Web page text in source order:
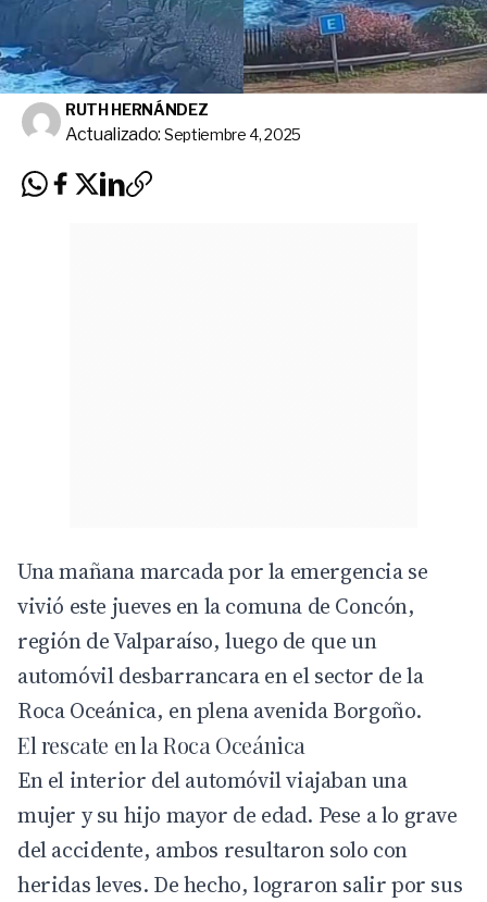
RUTH HERNÁNDEZ
Actualizado: Septiembre 4, 2025
Una mañana marcada por la emergencia se
vivió este jueves en la comuna de Concón,
región deValparaíso, luego de que un
automóvil desbarrancara en el sector de la
Roca Oceánica, en plena avenida Borgoño.
El rescate en la Roca Oceánica
En el interior del automóvil viajaban una
mujer y su hijo mayor de edad. Pese a lo grave
del accidente, ambos resultaron solo con
heridas leves. De hecho, lograron salir por sus